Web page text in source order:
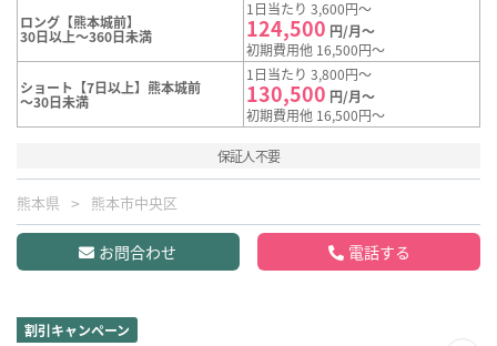
ロング【熊本城前】
30日以上～360日未満
1日当たり 3,600円～
124,500 円/月～
初期費用他 16,500円～
ショート【7日以上】熊本城前
～30日未満
1日当たり 3,800円～
130,500 円/月～
初期費用他 16,500円～
保証人不要
熊本県 熊本市中央区
お問合わせ 電話する
割引キャンペーン